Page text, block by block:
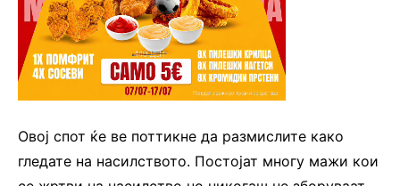
Овој спот ќе ве поттикне да размислите како
гледате на насилството. Постојат многу мажи кои